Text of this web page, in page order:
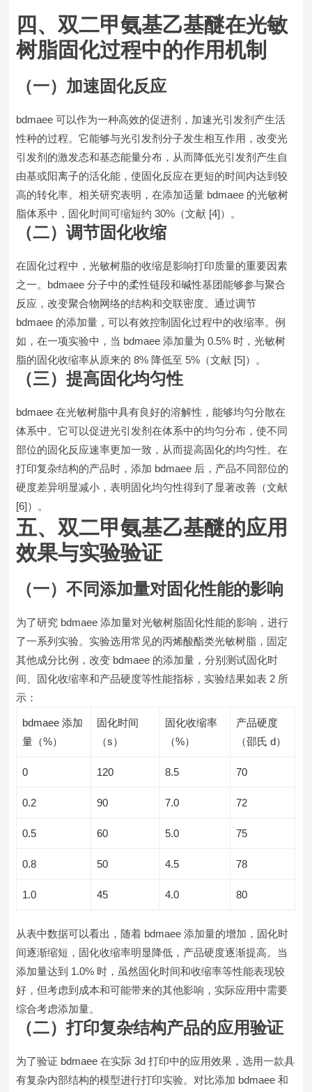
四、双二甲氨基乙基醚在光敏
树脂固化过程中的作用机制
（一）加速固化反应
bdmaee 可以作为一种高效的促进剂，加速光引发剂产生活
性种的过程。它能够与光引发剂分子发生相互作用，改变光
引发剂的激发态和基态能量分布，从而降低光引发剂产生自
由基或阳离子的活化能，使固化反应在更短的时间内达到较
高的转化率。相关研究表明，在添加适量 bdmaee 的光敏树
脂体系中，固化时间可缩短约 30%（文献 [4]）。
（二）调节固化收缩
在固化过程中，光敏树脂的收缩是影响打印质量的重要因素
之一。bdmaee 分子中的柔性链段和碱性基团能够参与聚合
反应，改变聚合物网络的结构和交联密度。通过调节
bdmaee 的添加量，可以有效控制固化过程中的收缩率。例
如，在一项实验中，当 bdmaee 添加量为 0.5% 时，光敏树
脂的固化收缩率从原来的 8% 降低至 5%（文献 [5]）。
（三）提高固化均匀性
bdmaee 在光敏树脂中具有良好的溶解性，能够均匀分散在
体系中。它可以促进光引发剂在体系中的均匀分布，使不同
部位的固化反应速率更加一致，从而提高固化的均匀性。在
打印复杂结构的产品时，添加 bdmaee 后，产品不同部位的
硬度差异明显减小，表明固化均匀性得到了显著改善（文献
[6]）。
五、双二甲氨基乙基醚的应用
效果与实验验证
（一）不同添加量对固化性能的影响
为了研究 bdmaee 添加量对光敏树脂固化性能的影响，进行
了一系列实验。实验选用常见的丙烯酸酯类光敏树脂，固定
其他成分比例，改变 bdmaee 的添加量，分别测试固化时
间、固化收缩率和产品硬度等性能指标，实验结果如表 2 所
示：
bdmaee 添加
量（%）
固化时间
（s）
固化收缩率
（%）
产品硬度
（邵氏 d）
0 120 8.5 70
0.2 90 7.0 72
0.5 60 5.0 75
0.8 50 4.5 78
1.0 45 4.0 80
从表中数据可以看出，随着 bdmaee 添加量的增加，固化时
间逐渐缩短，固化收缩率明显降低，产品硬度逐渐提高。当
添加量达到 1.0% 时，虽然固化时间和收缩率等性能表现较
好，但考虑到成本和可能带来的其他影响，实际应用中需要
综合考虑添加量。
（二）打印复杂结构产品的应用验证
为了验证 bdmaee 在实际 3d 打印中的应用效果，选用一款具
有复杂内部结构的模型进行打印实验。对比添加 bdmaee 和